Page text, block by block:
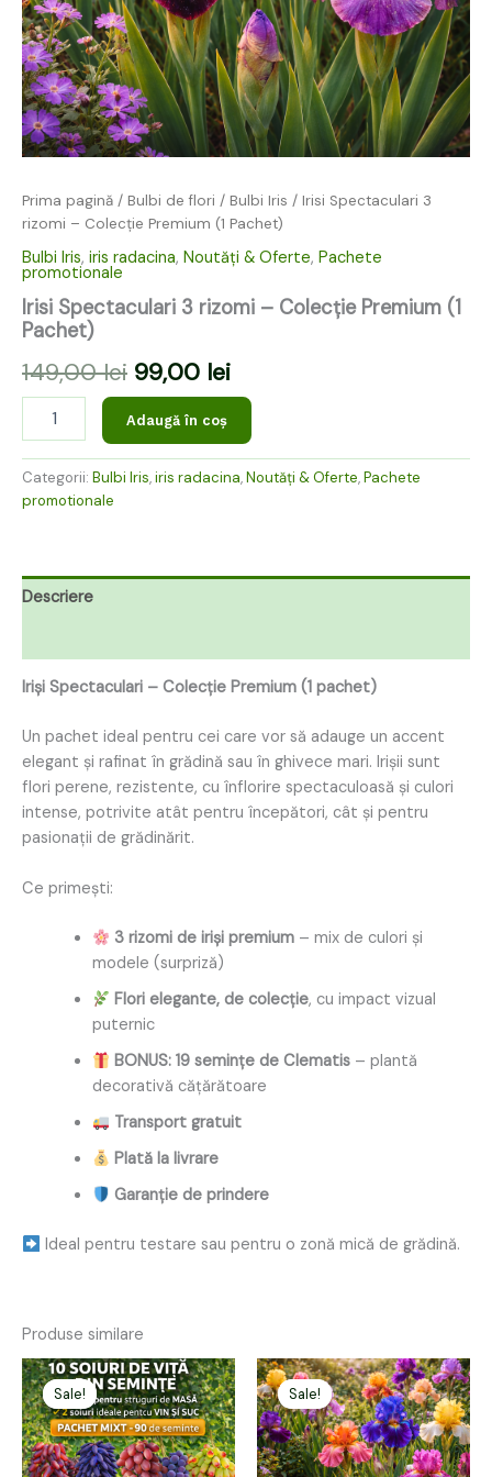
Prima pagină / Bulbi de flori / Bulbi Iris / Irisi Spectaculari 3
rizomi – Colecție Premium (1 Pachet)
Bulbi Iris, iris radacina, Noutăți & Oferte, Pachete
promotionale
Irisi Spectaculari 3 rizomi – Colecție Premium (1
Pachet)
149,00lei 99,00 lei
Adaugă în coș
Categorii: Bulbi Iris,iris radacina,Noutăți & Oferte,Pachete
promotionale
Descriere
Iriși Spectaculari – Colecție Premium (1 pachet)
Un pachet ideal pentru cei care vor să adauge un accent
elegant și rafinat în grădină sau în ghivece mari. Irișii sunt
flori perene, rezistente, cu înflorire spectaculoasă și culori
intense, potrivite atât pentru începători, cât și pentru
pasionații de grădinărit.
Ce primești:
3 rizomi de iriși premium – mix de culori și
modele (surpriză)
Flori elegante, de colecție, cu impact vizual
puternic
BONUS: 19 semințe de Clematis – plantă
decorativă cățărătoare
Transport gratuit
Plată la livrare
Garanție de prindere
Ideal pentru testare sau pentru o zonă mică de grădină.
Produse similare
Sale!
Sale!
Prețul
inițial
a
fost:
190,00 lei.
Prețul
curent
este:
99,00 lei.
Sale!
Sale!
Prețul
inițial
a
fost:
297,00 lei.
Prețul
curent
este:
249,00 lei.